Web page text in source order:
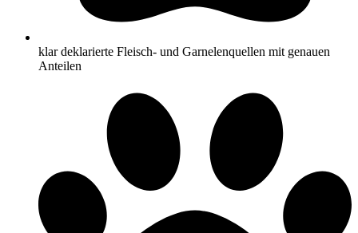
klar deklarierte Fleisch- und Garnelenquellen mit genauen
Anteilen